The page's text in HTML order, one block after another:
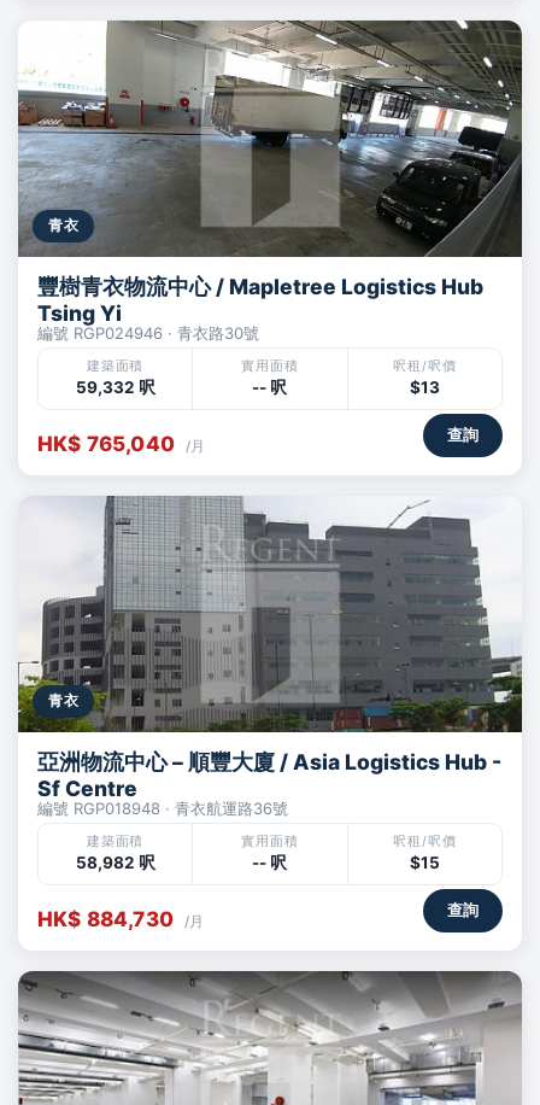
青衣
豐樹青衣物流中心 / Mapletree Logistics Hub
Tsing Yi
編號 RGP024946 · 青衣路30號
建築面積
59,332 呎
實用面積
-- 呎
呎租/呎價
$13
HK$ 765,040 /月
查詢
青衣
亞洲物流中心 – 順豐大廈 / Asia Logistics Hub -
Sf Centre
編號 RGP018948 · 青衣航運路36號
建築面積
58,982 呎
實用面積
-- 呎
呎租/呎價
$15
HK$ 884,730 /月
查詢